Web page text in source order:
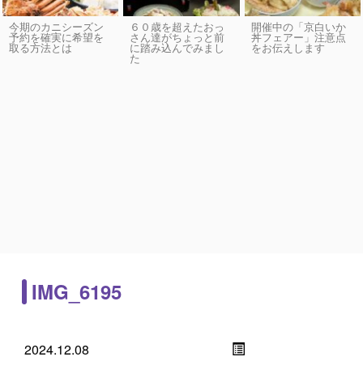
今期のカニシーズン
予約を確実に希望を
取る方法とは
６０歳を超えたおっ
さん達がちょっと前
に踏み込んでみまし
た
開催中の「京白いか
丼フェアー」注意点
をお伝えします
IMG_6195
2024.12.08